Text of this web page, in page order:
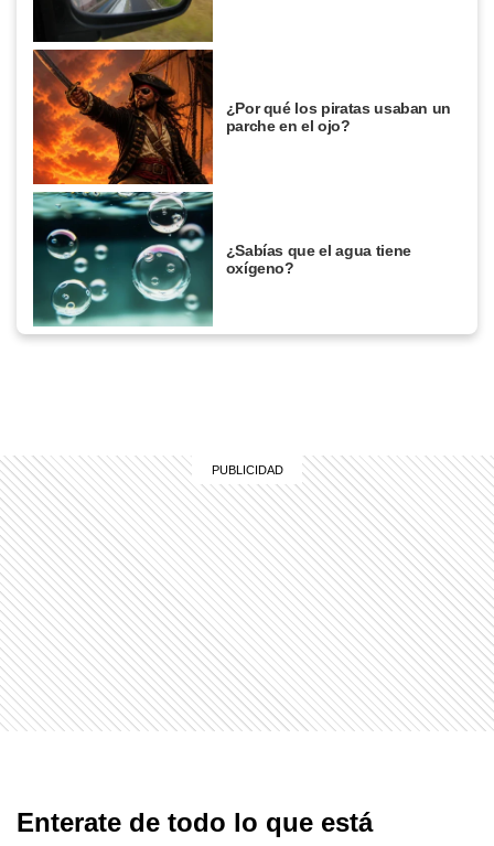
¿Por qué los piratas usaban un
parche en el ojo?
¿Sabías que el agua tiene
oxígeno?
Enterate de todo lo que está